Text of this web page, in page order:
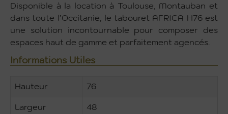
Disponible à la location à Toulouse, Montauban et
dans toute l’Occitanie, le tabouret AFRICA H76 est
une solution incontournable pour composer des
espaces haut de gamme et parfaitement agencés.
Informations Utiles
Hauteur 76
Largeur 48